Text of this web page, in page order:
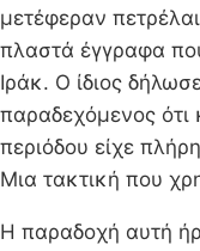
μετέφεραν
πλαστά έγγραφα
Ιράκ. Ο ίδιος
παραδεχόμενος ότι
περιόδου είχε
Μια τακτική που
Η παραδοχή αυτή